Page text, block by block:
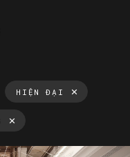
HIỆN ĐẠI